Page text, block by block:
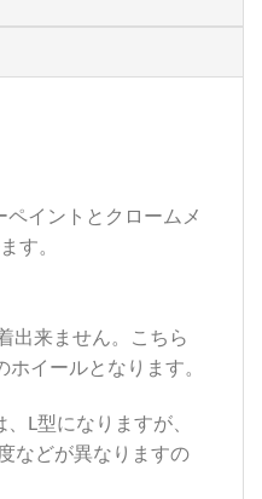
イントとクロームメ
す。
出来ません。こちら
イールとなります。
L型になりますが、
などが異なりますの